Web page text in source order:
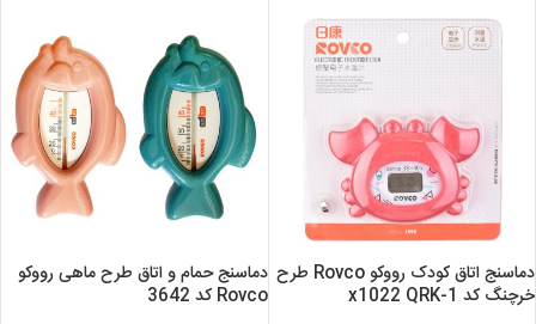
دماسنج اتاق کودک رووکو Rovco طرح
خرچنگ کد x1022 QRK-1
دماسنج حمام و اتاق طرح ماهی رووکو
Rovco کد 3642